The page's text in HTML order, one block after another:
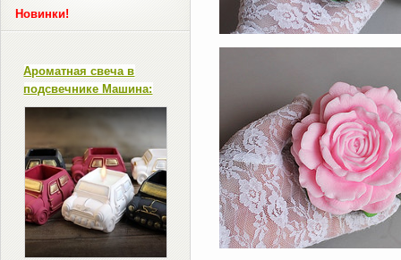
Новинки!
Ароматная свеча в
подсвечнике Машина: